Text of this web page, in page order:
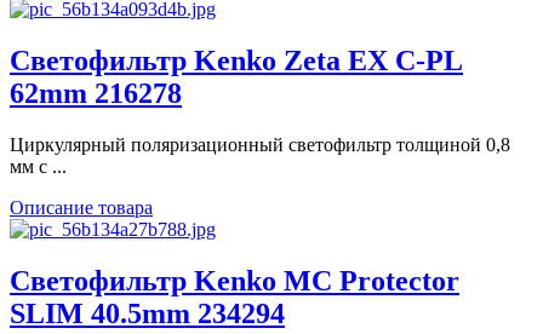
Светофильтр Kenko Zeta EX C-PL
62mm 216278
Циркулярный поляризационный светофильтр толщиной 0,8
мм с ...
Описание товара
Светофильтр Kenko MC Protector
SLIM 40.5mm 234294